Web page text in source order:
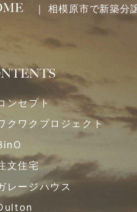
｜ 相模原市で新築分
ンセプト
クワクプロジェクト
文住宅
レージハウス